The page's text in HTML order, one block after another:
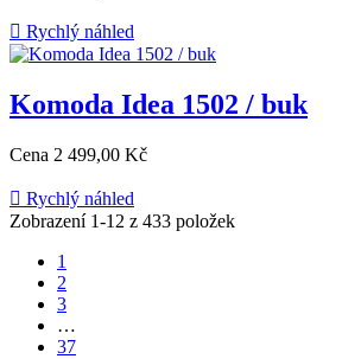
 Rychlý náhled
Komoda Idea 1502 / buk
Cena 2 499,00 Kč
 Rychlý náhled
Zobrazení 1-12 z 433 položek
1
2
3
…
37